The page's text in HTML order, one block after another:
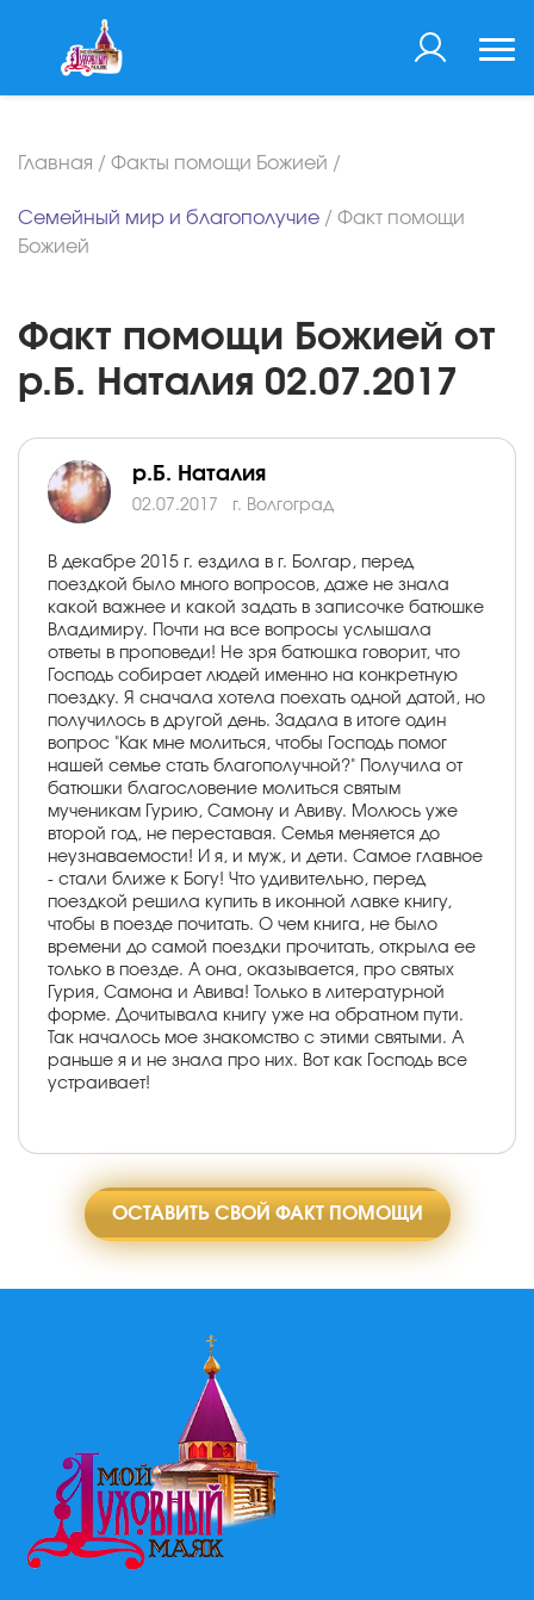
Главная / Факты помощи Божией /
Семейный мир и благополучие / Факт помощи
Божией
Факт помощи Божией от
р.Б. Наталия 02.07.2017
р.Б. Наталия
02.07.2017 г. Волгоград
В декабре 2015 г. ездила в г. Болгар, перед
поездкой было много вопросов, даже не знала
какой важнее и какой задать в записочке батюшке
Владимиру. Почти на все вопросы услышала
ответы в проповеди! Не зря батюшка говорит, что
Господь собирает людей именно на конкретную
поездку. Я сначала хотела поехать одной датой, но
получилось в другой день. Задала в итоге один
вопрос "Как мне молиться, чтобы Господь помог
нашей семье стать благополучной?" Получила от
батюшки благословение молиться святым
мученикам Гурию, Самону и Авиву. Молюсь уже
второй год, не переставая. Семья меняется до
неузнаваемости! И я, и муж, и дети. Самое главное
- стали ближе к Богу! Что удивительно, перед
поездкой решила купить в иконной лавке книгу,
чтобы в поезде почитать. О чем книга, не было
времени до самой поездки прочитать, открыла ее
только в поезде. А она, оказывается, про святых
Гурия, Самона и Авива! Только в литературной
форме. Дочитывала книгу уже на обратном пути.
Так началось мое знакомство с этими святыми. А
раньше я и не знала про них. Вот как Господь все
устраивает!
ОСТАВИТЬ СВОЙ ФАКТ ПОМОЩИ